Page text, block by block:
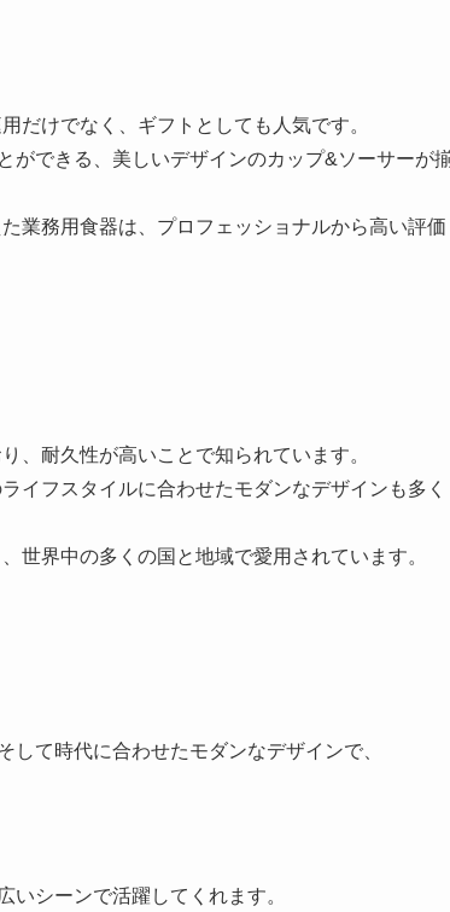
だけでなく、ギフトとしても人気です。
ができる、美しいデザインのカップ&ソーサーが
業務用食器は、プロフェッショナルから高い評価
、耐久性が高いことで知られています。
イフスタイルに合わせたモダンなデザインも多く
世界中の多くの国と地域で愛用されています。
て時代に合わせたモダンなデザインで、
いシーンで活躍してくれます。